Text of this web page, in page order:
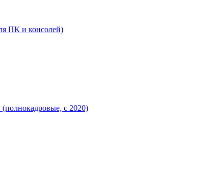
ПК и консолей)
с 2020)